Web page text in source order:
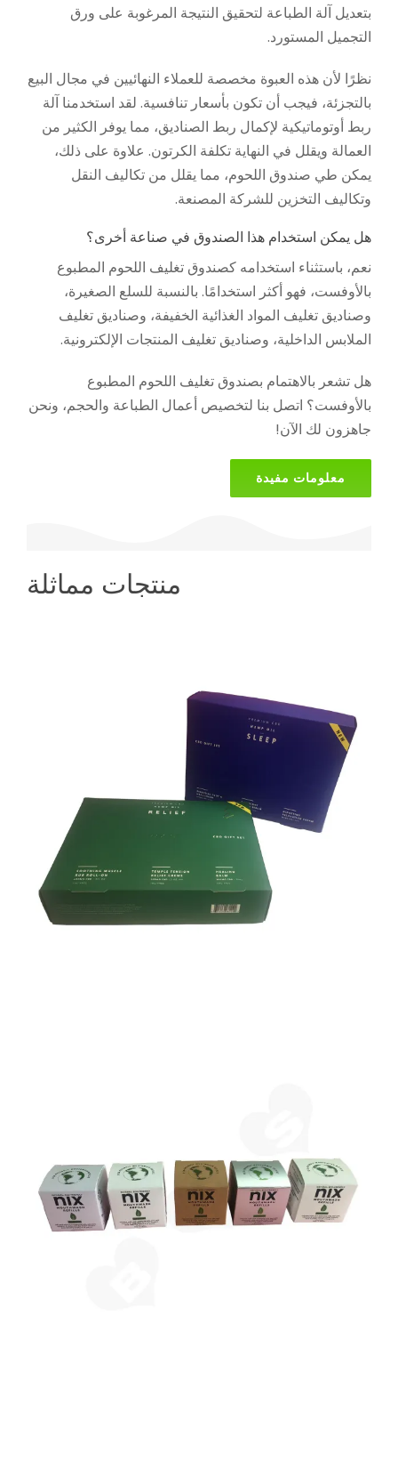
بتعديل آلة الطباعة لتحقيق النتيجة المرغوبة على ورق
التجميل المستورد.
نظرًا لأن هذه العبوة مخصصة للعملاء النهائيين في مجال البيع
بالتجزئة، فيجب أن تكون بأسعار تنافسية. لقد استخدمنا آلة
ربط أوتوماتيكية لإكمال ربط الصناديق، مما يوفر الكثير من
العمالة ويقلل في النهاية تكلفة الكرتون. علاوة على ذلك،
يمكن طي صندوق اللحوم، مما يقلل من تكاليف النقل
وتكاليف التخزين للشركة المصنعة.
هل يمكن استخدام هذا الصندوق في صناعة أخرى؟
نعم، باستثناء استخدامه كصندوق تغليف اللحوم المطبوع
بالأوفست، فهو أكثر استخدامًا. بالنسبة للسلع الصغيرة،
وصناديق تغليف المواد الغذائية الخفيفة، وصناديق تغليف
الملابس الداخلية، وصناديق تغليف المنتجات الإلكترونية.
هل تشعر بالاهتمام بصندوق تغليف اللحوم المطبوع
بالأوفست؟ اتصل بنا لتخصيص أعمال الطباعة والحجم، ونحن
جاهزون لك الآن!
معلومات مفيدة
منتجات مماثلة